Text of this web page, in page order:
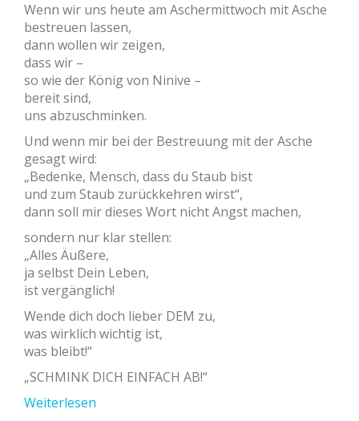
Wenn wir uns heute am Aschermittwoch mit Asche
bestreuen lassen,
dann wollen wir zeigen,
dass wir –
so wie der König von Ninive –
bereit sind,
uns abzuschminken.
Und wenn mir bei der Bestreuung mit der Asche
gesagt wird:
„Bedenke, Mensch, dass du Staub bist
und zum Staub zurückkehren wirst“,
dann soll mir dieses Wort nicht Angst machen,
sondern nur klar stellen:
„Alles Äußere,
ja selbst Dein Leben,
ist vergänglich!
Wende dich doch lieber DEM zu,
was wirklich wichtig ist,
was bleibt!“
„SCHMINK DICH EINFACH AB!“
Weiterlesen